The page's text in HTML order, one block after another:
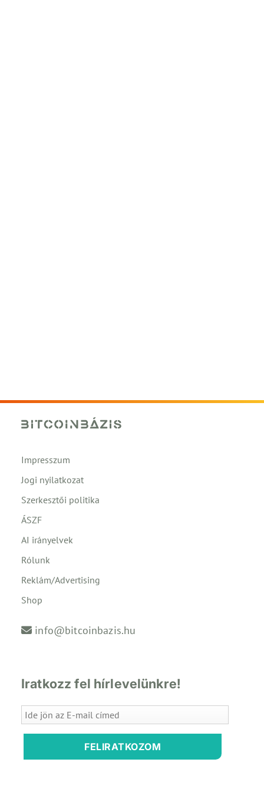
Impresszum
Jogi nyilatkozat
Szerkesztői politika
ÁSZF
AI irányelvek
Rólunk
Reklám/Advertising
Shop
info@bitcoinbazis.hu
Iratkozz fel hírlevelünkre!
FELIRATKOZOM